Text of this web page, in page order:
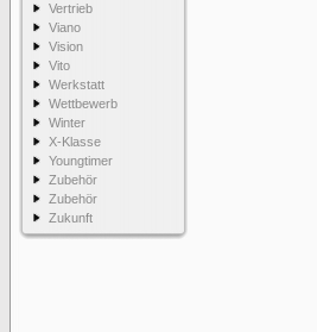
Vertrieb
Viano
Vision
Vito
Werkstatt
Wettbewerb
Winter
X-Klasse
Youngtimer
Zubehör
Zubehör
Zukunft